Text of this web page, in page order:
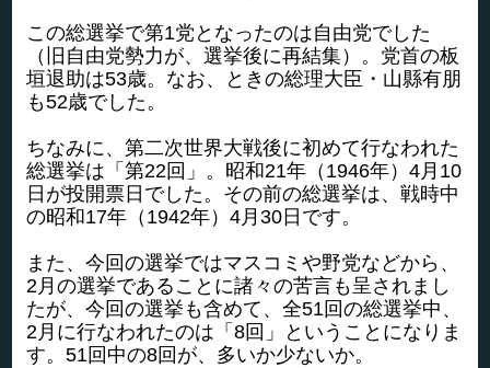
この総選挙で第1党となったのは自由党でした
（旧自由党勢力が、選挙後に再結集）。党首の板
垣退助は53歳。なお、ときの総理大臣・山縣有朋
も52歳でした。
ちなみに、第二次世界大戦後に初めて行なわれた
総選挙は「第22回」。昭和21年（1946年）4月10
日が投開票日でした。その前の総選挙は、戦時中
の昭和17年（1942年）4月30日です。
また、今回の選挙ではマスコミや野党などから、
2月の選挙であることに諸々の苦言も呈されまし
たが、今回の選挙も含めて、全51回の総選挙中、
2月に行なわれたのは「8回」ということになりま
す。51回中の8回が、多いか少ないか。